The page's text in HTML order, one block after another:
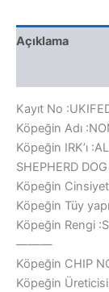
Açıklama
Kayıt No
Köpeğin Adı
Köpeğin IRK’ı
SHEPHERD DOG
Köpeğin
Köpeğin Tüy
Köpeğin Rengi
———
Köpeğin CHIP
Köpeğin